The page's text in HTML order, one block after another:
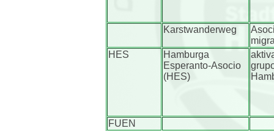
Karstwanderweg
HES
Hamburga
Esperanto-Asocio
(HES)
FUEN